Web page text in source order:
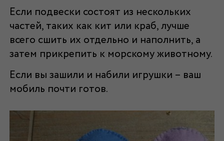
Если подвески состоят из нескольких
частей, таких как кит или краб, лучше
всего сшить их отдельно и наполнить, а
затем прикрепить к морскому животному.
Если вы зашили и набили игрушки – ваш
мобиль почти готов.